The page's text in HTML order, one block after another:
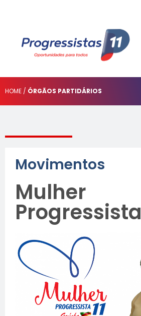
HOME / ÓRGÃOS PARTIDÁRIOS
Movimentos
Mulher
Progressista